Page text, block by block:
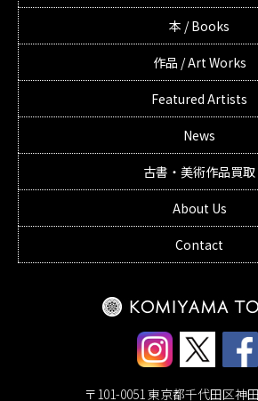
本 / Books
作品 / Art Works
Featured Artists
News
古書・美術作品買取
About Us
Contact
〒101-0051 東京都千代田区神